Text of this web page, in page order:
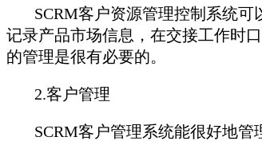
SCRM客户资源管理控制系统可
记录产品市场信息，在交接工作时
的管理是很有必要的。
2.客户管理
SCRM客户管理系统能很好地管